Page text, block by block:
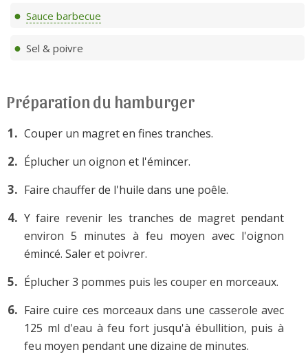
Sauce barbecue
Sel & poivre
Préparation du hamburger
Couper un magret en fines tranches.
Éplucher un oignon et l'émincer.
Faire chauffer de l'huile dans une poêle.
Y faire revenir les tranches de magret pendant
environ 5 minutes à feu moyen avec l'oignon
émincé. Saler et poivrer.
Éplucher 3 pommes puis les couper en morceaux.
Faire cuire ces morceaux dans une casserole avec
125 ml d'eau à feu fort jusqu'à ébullition, puis à
feu moyen pendant une dizaine de minutes.